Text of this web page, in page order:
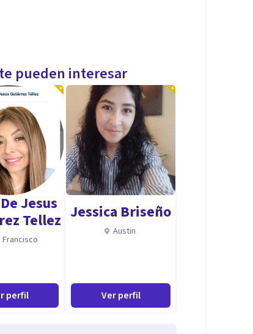
bilateral (ocular, auditiva o con
comunicación efectiva, manejo
pueden interesar
Jesus
Tellez
Francisco
perfil
Jessica Briseño
Austin
Ver perfil